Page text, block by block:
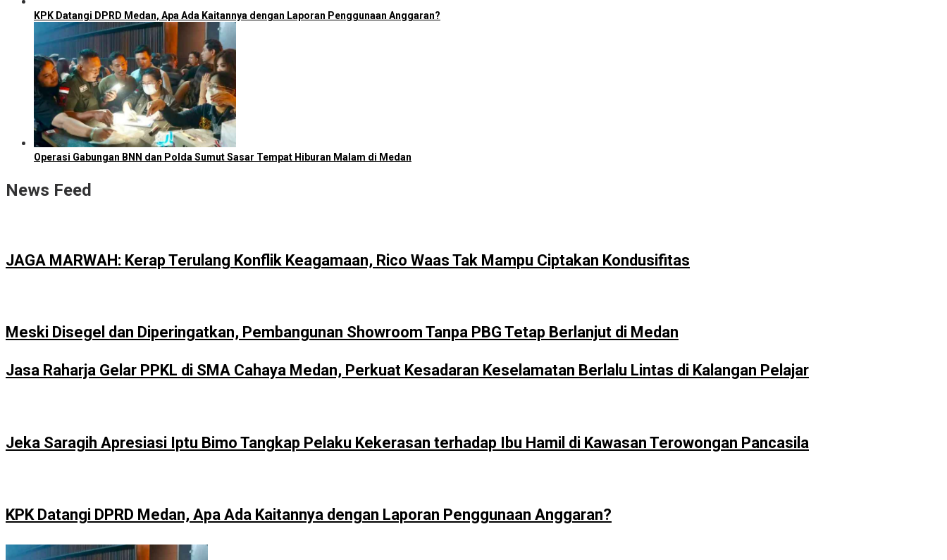
KPK Datangi DPRD Medan, Apa Ada Kaitannya dengan Laporan Penggunaan Anggaran?
Operasi Gabungan BNN dan Polda Sumut Sasar Tempat Hiburan Malam di Medan
News Feed
JAGA MARWAH: Kerap Terulang Konflik Keagamaan, Rico Waas Tak Mampu Ciptakan Kondusifitas
Meski Disegel dan Diperingatkan, Pembangunan Showroom Tanpa PBG Tetap Berlanjut di Medan
Jasa Raharja Gelar PPKL di SMA Cahaya Medan, Perkuat Kesadaran Keselamatan Berlalu Lintas di Kalangan Pelajar
Jeka Saragih Apresiasi Iptu Bimo Tangkap Pelaku Kekerasan terhadap Ibu Hamil di Kawasan Terowongan Pancasila
KPK Datangi DPRD Medan, Apa Ada Kaitannya dengan Laporan Penggunaan Anggaran?